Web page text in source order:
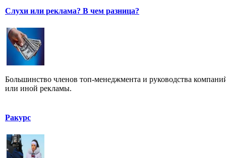
Слухи или реклама? В чем разница?
Большинство членов топ-менеджмента и руководства
или иной рекламы.
Ракурс